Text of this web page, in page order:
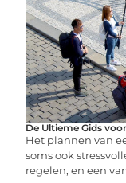
De Ultieme Gids
Het plannen van
soms ook
regelen, en een